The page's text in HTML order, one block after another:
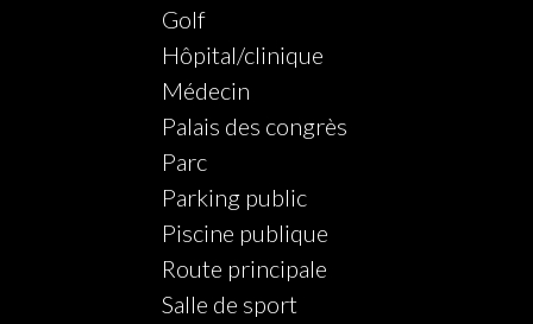
Golf
Hôpital/clinique
Médecin
Palais des congrès
Parc
Parking public
Piscine publique
Route principale
Salle de sport